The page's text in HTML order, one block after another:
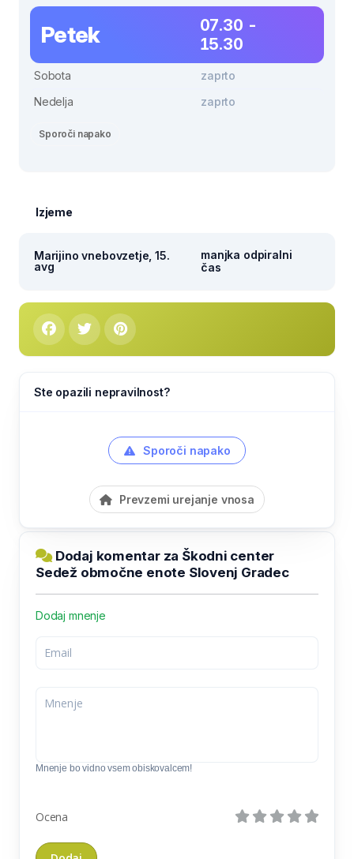
Petek
07.30 -
15.30
Sobota
zaprto
Nedelja
zaprto
Sporoči napako
Izjeme
Marijino vnebovzetje, 15.
avg
manjka odpiralni
čas
Ste opazili nepravilnost?
Sporoči napako
Prevzemi urejanje vnosa
Dodaj komentar za Škodni center
Sedež območne enote Slovenj Gradec
Dodaj mnenje
Mnenje bo vidno vsem obiskovalcem!
Ocena